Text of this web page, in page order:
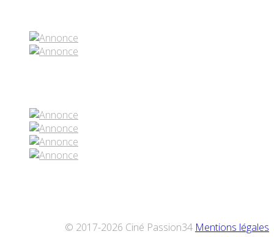
© 2017-2026 Ciné Passion34 Mentions légales